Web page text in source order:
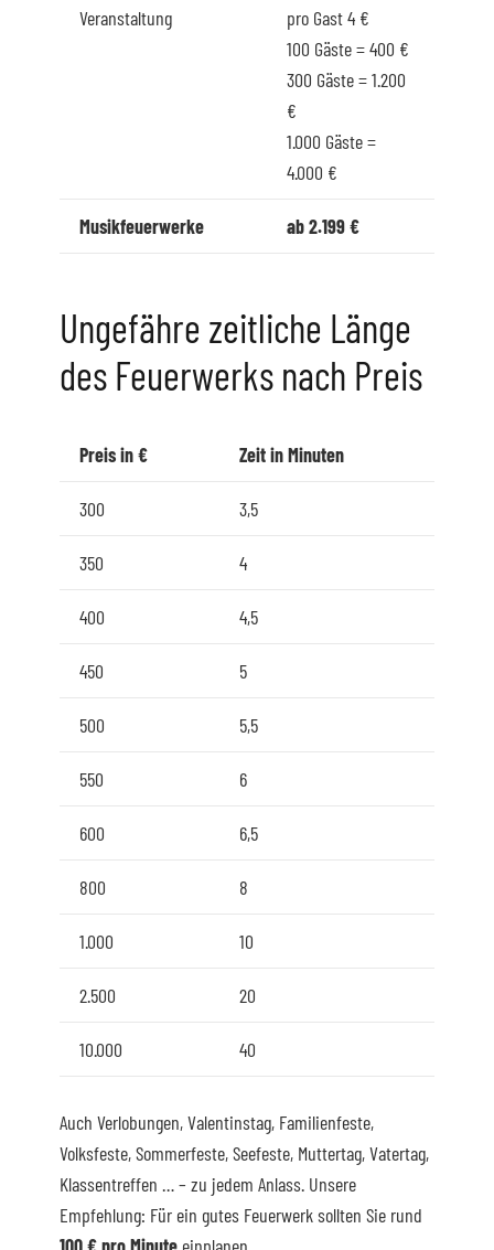
Veranstaltung
pro Gast 4 €
100 Gäste = 400 €
300 Gäste = 1.200
€
1.000 Gäste =
4.000 €
Musikfeuerwerke ab 2.199 €
Ungefähre zeitliche Länge
des Feuerwerks nach Preis
Preis in € Zeit in Minuten
300 3,5
350 4
400 4,5
450 5
500 5,5
550 6
600 6,5
800 8
1.000 10
2.500 20
10.000 40
Auch Verlobungen, Valentinstag, Familienfeste,
Volksfeste, Sommerfeste, Seefeste, Muttertag, Vatertag,
Klassentreffen … – zu jedem Anlass. Unsere
Empfehlung: Für ein gutes Feuerwerk sollten Sie rund